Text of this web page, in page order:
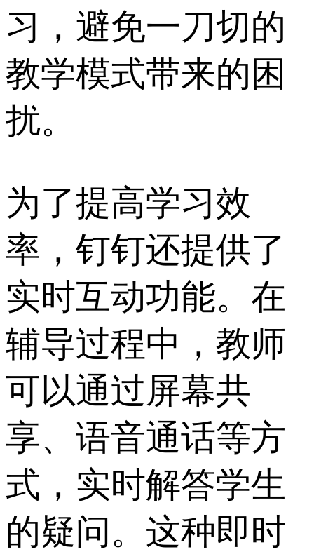
习，避免一刀切的
教学模式带来的困
扰。
为了提高学习效
率，钉钉还提供了
实时互动功能。在
辅导过程中，教师
可以通过屏幕共
享、语音通话等方
式，实时解答学生
的疑问。这种即时